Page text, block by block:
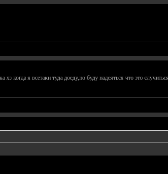
когда я всетаки туда доеду,но буду надеяться что это